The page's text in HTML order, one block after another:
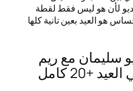
لأن هو ليس فقط لقطة
هو العيد بعين تانية كلها
سليمان مع ريم
+20 كامل